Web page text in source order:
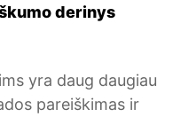
derinys
yra daug daugiau
pareiškimas ir